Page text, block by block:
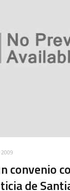
2009
convenio
de